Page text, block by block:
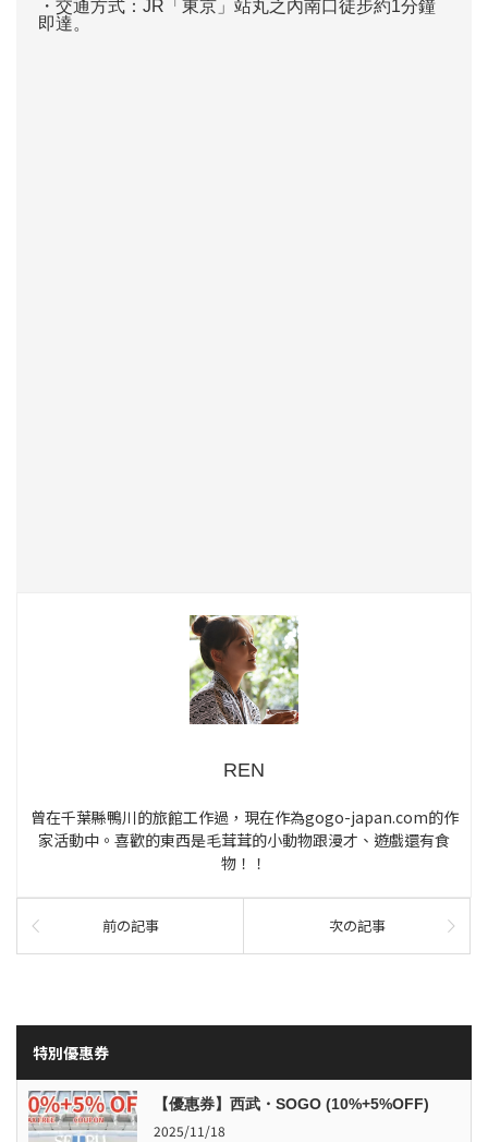
・交通方式：JR「東京」站丸之內南口徒步約1分鐘
即達。
REN
曾在千葉縣鴨川的旅館工作過，現在作為gogo-japan.com的作
家活動中。喜歡的東西是毛茸茸的小動物跟漫才、遊戲還有食
物！！
前の記事 次の記事
特別優惠券
【優惠券】西武・SOGO (10%+5%OFF)
2025/11/18